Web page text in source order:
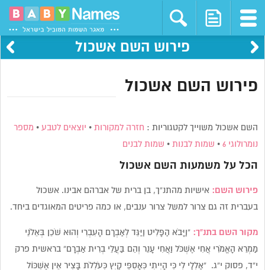
פירוש השם אשכול
פירוש השם אשכול
השם אשכול משוייך לקטגוריות : חזרה למקורות • יוצאים לטבע • מספר
נומרולוגי 6 • שמות לבנות • שמות לבנים
הכל על משמעות השם אשכול
פירוש השם: אישיות מהתנ”ך, בן ברית של אברהם אבינו. אשכול
בעברית זה גם צרור למשל צרור ענבים, או כמה פריטים המאוגדים ביחד.
מקור השם בתנ”ך:“וַיָּבֹא הַפָּלִיט וַיַּגֵּד לְאַבְרָם הָעִבְרִי וְהוּא שֹׁכֵן בְּאֵלֹנֵי
מַמְרֵא הָאֱמֹרִי אֲחִי אֶשְׁכֹּל וַאֲחִי עָנֵר וְהֵם בַּעֲלֵי בְרִית אַבְרָם” בראשית פרק
י”ד, פסוק י”ג. “אַלְלַי לִי כִּי הָיִיתִי כְּאָסְפֵּי קַיִץ כְּעֹלְלֹת בָּצִיר אֵין אֶשְׁכּוֹל